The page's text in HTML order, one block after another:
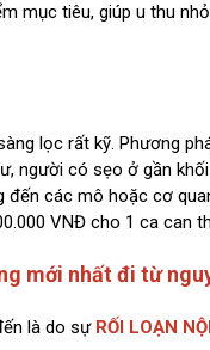
mục tiêu, giúp u thu
lọc rất kỹ. Phương
người có sẹo ở gần
các mô hoặc cơ
VNĐ cho 1 ca can
mới nhất đi từ
là do sự RỐI LOẠN